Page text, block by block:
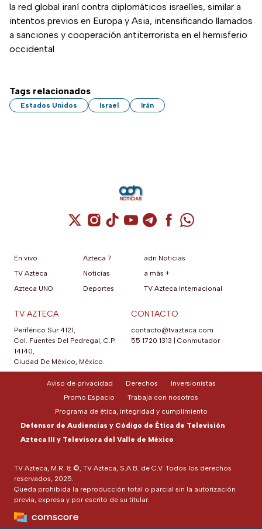
la red global iraní contra diplomáticos israelíes, similar a
intentos previos en Europa y Asia, intensificando llamados
a sanciones y cooperación antiterrorista en el hemisferio
occidental
Tags relacionados
Estados Unidos Israel Irán
Cuenta de X / Twitter (se abre en una
Cuenta de Instagram (se abre en una
Cuenta de TikTok (se abre en
Cuenta de YouTube (se abre
Cuenta de Telegram (se
Cuenta de
Cuenta de
En vivo
TV Azteca
Azteca UNO
Azteca 7
Noticias
Deportes
adn Noticias
a más +
TV Azteca Internacional
TV AZTECA
Periférico Sur 4121,
Col. Fuentes Del Pedregal, C.P.
14140,
Ciudad De México, México.
CONTACTO
contacto@tvazteca.com
55 1720 1313 | Conmutador
TV Azteca, M.R. & ©, TV Azteca, S.A.B. de C.V. Todos los derechos
reservados, 2025.
Queda prohibida la reproducción total o parcial sin la autorización
previa, expresa y por escrito de su titular.
Aviso de privacidad Derechos
Inversionistas
Promo Espacio
Trabaja con nosotros
Programa de ética, integridad y cumplimiento
Defensor de Audiencias y Código de Ética de Televisión
Azteca III y Televisora del Valle de México